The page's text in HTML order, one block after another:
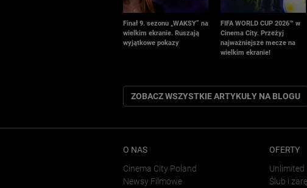
Finał 9. sezonu „WAKSY” na
wielkim ekranie. Ruszają
wyjątkowe pokazy
FIFA WORLD CUP 2026™ w
Cinema City. Przeżyj
najważniejsze mecze na
wielkim ekranie!
ZOBACZ WSZYSTKIE ARTYKUŁY NA BLOGU
O NAS
Cinema City Poland
Newsy Filmowe
OFERTY
Unlimited
Ślub i